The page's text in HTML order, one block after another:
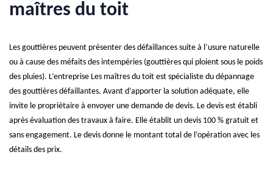
maîtres du toit
Les gouttières peuvent présenter des défaillances suite à l’usure naturelle
ou à cause des méfaits des intempéries (gouttières qui ploient sous le poids
des pluies). L’entreprise Les maîtres du toit est spécialiste du dépannage
des gouttières défaillantes. Avant d’apporter la solution adéquate, elle
invite le propriétaire à envoyer une demande de devis. Le devis est établi
après évaluation des travaux à faire. Elle établit un devis 100 % gratuit et
sans engagement. Le devis donne le montant total de l’opération avec les
détails des prix.